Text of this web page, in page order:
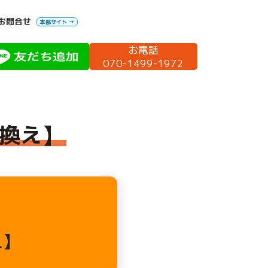
問合せ 本部サイト →
お電話
070-1499-1972
え】